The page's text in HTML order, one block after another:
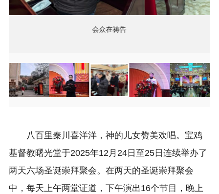
会众在祷告
4
of
21
Item
4
of
八百里秦川喜洋洋，神的儿女赞美欢唱。宝鸡
基督教曙光堂于2025年12月24日至25日连续举办了
两天六场圣诞崇拜聚会。在两天的圣诞崇拜聚会
中，每天上午两堂证道，下午演出16个节目，晚上